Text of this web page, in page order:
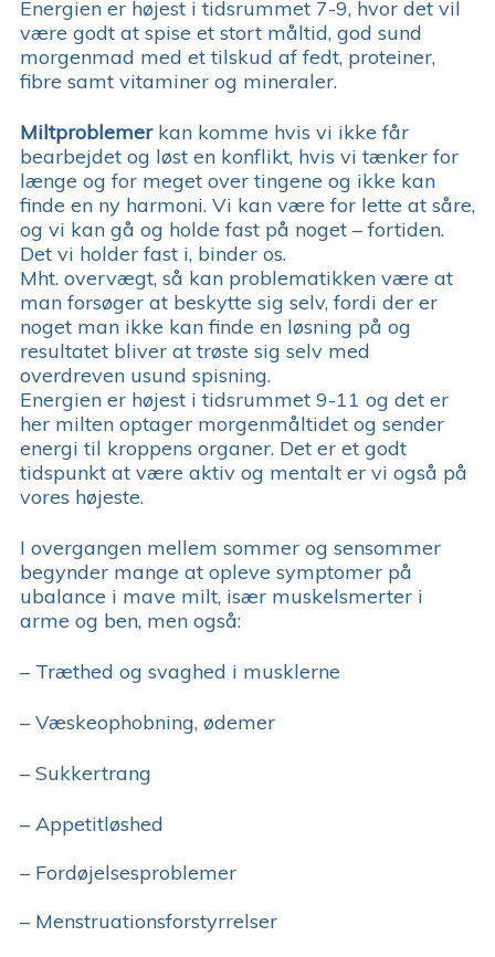
Energien er højest i tidsrummet 7-9, hvor det vil
være godt at spise et stort måltid, god sund
morgenmad med et tilskud af fedt, proteiner,
fibre samt vitaminer og mineraler.
Miltproblemerkan komme hvis vi ikke får
bearbejdet og løst en konflikt, hvis vi tænker for
længe og for meget over tingene og ikke kan
finde en ny harmoni. Vi kan være for lette at såre,
og vi kan gå og holde fast på noget – fortiden.
Det vi holder fast i, binder os.
Mht. overvægt, så kan problematikken være at
man forsøger at beskytte sig selv, fordi der er
noget man ikke kan finde en løsning på og
resultatet bliver at trøste sig selv med
overdreven usund spisning.
Energien er højest i tidsrummet 9-11 og det er
her milten optager morgenmåltidet og sender
energi til kroppens organer. Det er et godt
tidspunkt at være aktiv og mentalt er vi også på
vores højeste.
I overgangen mellem sommer og sensommer
begynder mange at opleve symptomer på
ubalance i mave milt, især muskelsmerter i
arme og ben, men også:
– Træthed og svaghed i musklerne
– Væskeophobning, ødemer
– Sukkertrang
– Appetitløshed
– Fordøjelsesproblemer
– Menstruationsforstyrrelser